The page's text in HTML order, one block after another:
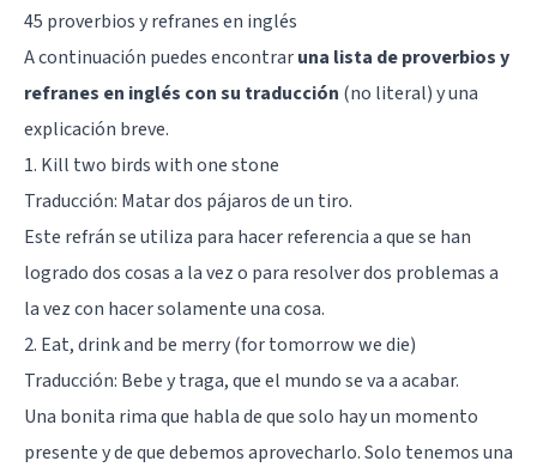
45 proverbios y refranes en inglés
A continuación puedes encontraruna lista de proverbios y
refranes en inglés con su traducción (no literal) y una
explicación breve.
1. Kill two birds with one stone
Traducción: Matar dos pájaros de un tiro.
Este refrán se utiliza para hacer referencia a que se han
logrado dos cosas a la vez o para resolver dos problemas a
la vez con hacer solamente una cosa.
2. Eat, drink and be merry (for tomorrow we die)
Traducción: Bebe y traga, que el mundo se va a acabar.
Una bonita rima que habla de que solo hay un momento
presente y de que debemos aprovecharlo. Solo tenemos una